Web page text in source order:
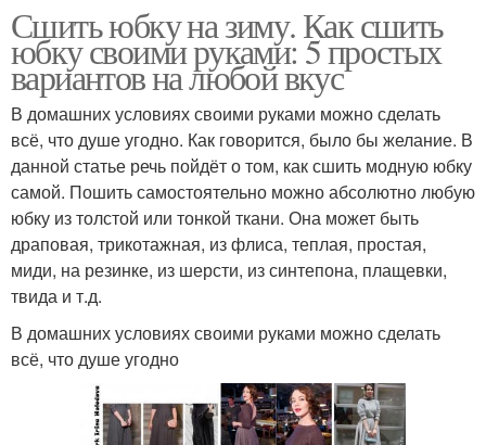
Сшить юбку на зиму. Как сшить
юбку своими руками: 5 простых
вариантов на любой вкус
В домашних условиях своими руками можно сделать
всё, что душе угодно. Как говорится, было бы желание. В
данной статье речь пойдёт о том, как сшить модную юбку
самой. Пошить самостоятельно можно абсолютно любую
юбку из толстой или тонкой ткани. Она может быть
драповая, трикотажная, из флиса, теплая, простая,
миди, на резинке, из шерсти, из синтепона, плащевки,
твида и т.д.
В домашних условиях своими руками можно сделать
всё, что душе угодно